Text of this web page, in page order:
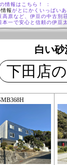
の情報はこちら！ ：
報がとにかくいっぱい
高原など、伊豆の中古別
本一で安心と信頼の伊豆
白い
下田店